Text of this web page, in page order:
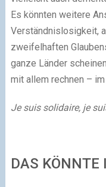
Es könnten weitere
Verständnislosigkeit,
zweifelhaften
ganze Länder
mit allem rechnen –
Je suis solidaire, je
DAS KÖNNTE